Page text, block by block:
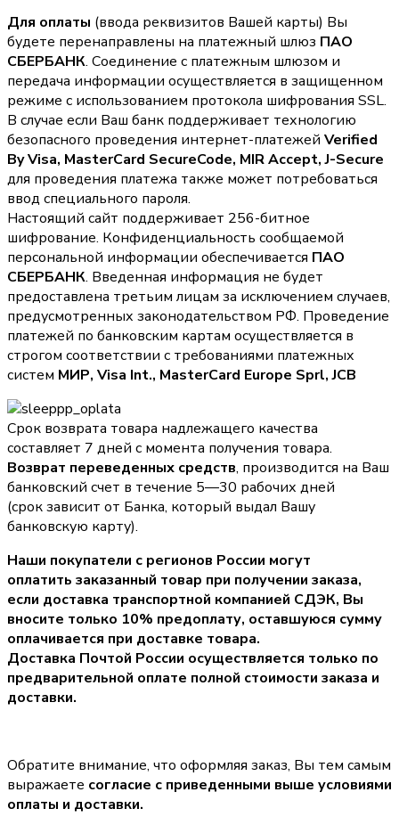
Для оплаты (ввода реквизитов Вашей карты) Вы
будете перенаправлены на платежный шлюз ПАО
СБЕРБАНК. Соединение с платежным шлюзом и
передача информации осуществляется в защищенном
режиме с использованием протокола шифрования SSL.
В случае если Ваш банк поддерживает технологию
безопасного проведения интернет-платежей Verified
By Visa, MasterCard SecureCode, MIR Accept, J-Secure
для проведения платежа также может потребоваться
ввод специального пароля.
Настоящий сайт поддерживает 256-битное
шифрование. Конфиденциальность сообщаемой
персональной информации обеспечивается ПАО
СБЕРБАНК. Введенная информация не будет
предоставлена третьим лицам за исключением случаев,
предусмотренных законодательством РФ. Проведение
платежей по банковским картам осуществляется в
строгом соответствии с требованиями платежных
систем МИР, Visa Int., MasterCard Europe Sprl, JCB
Срок возврата товара надлежащего качества
составляет 7 дней с момента получения товара.
Возврат переведенных средств, производится на Ваш
банковский счет в течение 5—30 рабочих дней
(срок зависит от Банка, который выдал Вашу
банковскую карту).
Наши покупатели с регионов России могут
оплатить заказанный товар при получении заказа,
если доставка транспортной компанией СДЭК, Вы
вносите только 10% предоплату, оставшуюся сумму
оплачивается при доставке товара.
Доставка Почтой России осуществляется только по
предварительной оплате полной стоимости заказа и
доставки.
Обратите внимание, что оформляя заказ, Вы тем самым
выражаете согласие с приведенными выше условиями
оплаты и доставки.